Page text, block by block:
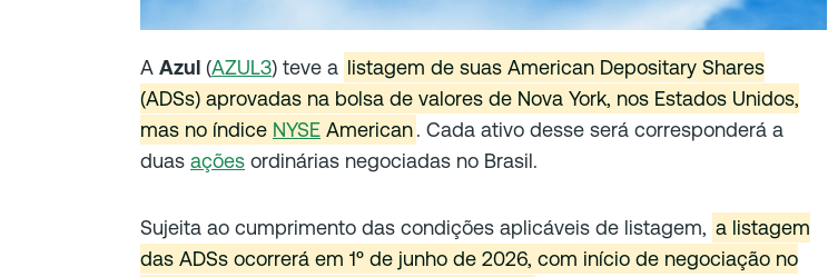
A Azul (AZUL3) teve a listagem de suas American Depositary Shares
(ADSs) aprovadas na bolsa de valores de Nova York, nos Estados Unidos,
mas no índice NYSE American. Cada ativo desse será corresponderá a
duas ações ordinárias negociadas no Brasil.
Sujeita ao cumprimento das condições aplicáveis de listagem, a listagem
das ADSs ocorrerá em 1º de junho de 2026, com início de negociação no